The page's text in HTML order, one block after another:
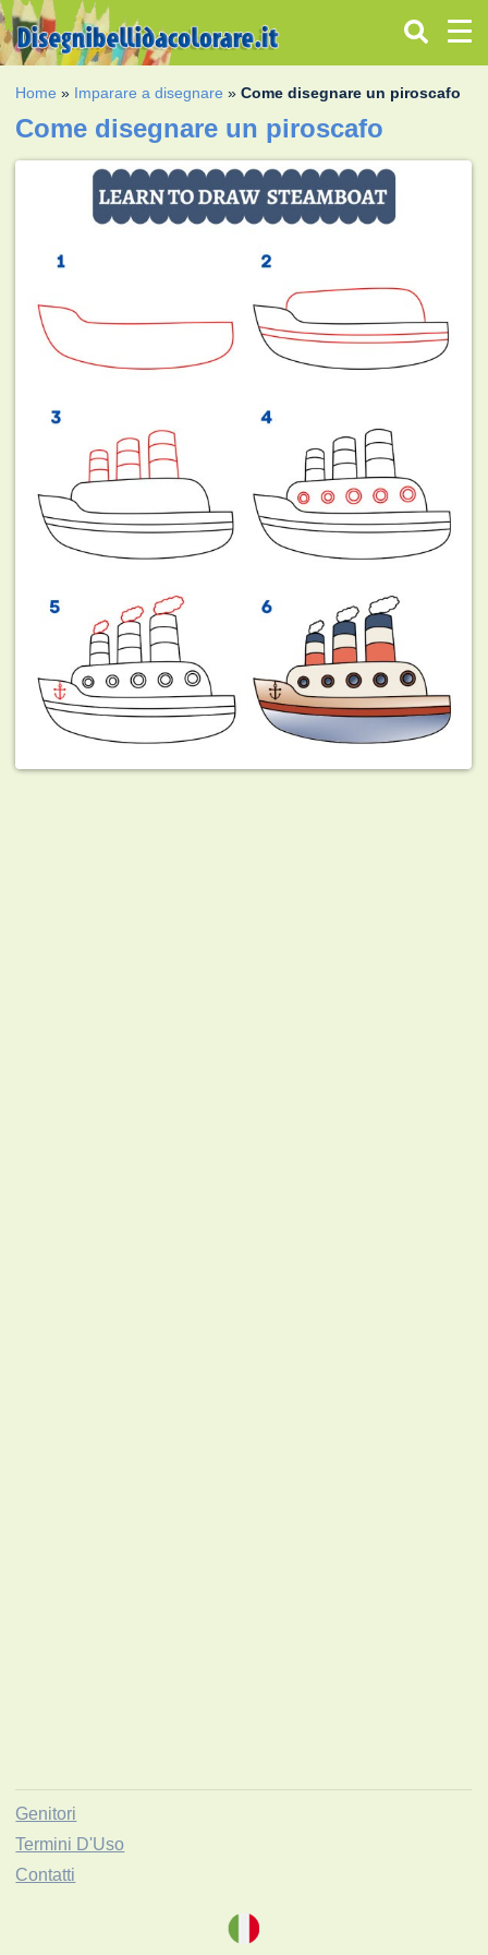
Home » Imparare a disegnare »Come disegnare un piroscafo
Come disegnare un piroscafo
Genitori
Termini D'Uso
Contatti